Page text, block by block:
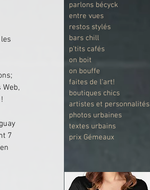
7
parlons bécyck
entre vues
restos stylés
bars chill
p'tits cafés
on boit
on bouffe
faites de l'art!
boutiques chics
artistes et personnalités
photos urbaines
textes urbains
prix Gémeaux